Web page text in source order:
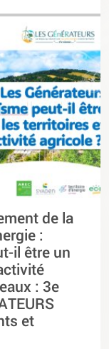
de la
:
il être un
: 3e
et